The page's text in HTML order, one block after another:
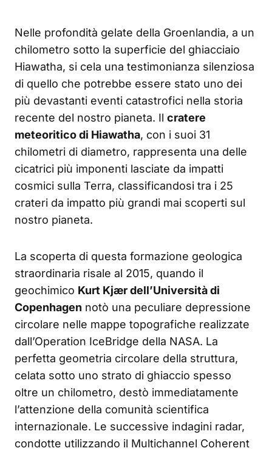
Nelle profondità gelate della Groenlandia, a un
chilometro sotto la superficie del ghiacciaio
Hiawatha, si cela una testimonianza silenziosa
di quello che potrebbe essere stato uno dei
più devastanti eventi catastrofici nella storia
recente del nostro pianeta. Il cratere
meteoritico di Hiawatha, con i suoi 31
chilometri di diametro, rappresenta una delle
cicatrici più imponenti lasciate da impatti
cosmici sulla Terra, classificandosi tra i 25
crateri da impatto più grandi mai scoperti sul
nostro pianeta.
La scoperta di questa formazione geologica
straordinaria risale al 2015, quando il
geochimico Kurt Kjær dell’Università di
Copenhagen notò una peculiare depressione
circolare nelle mappe topografiche realizzate
dall’Operation IceBridge della NASA. La
perfetta geometria circolare della struttura,
celata sotto uno strato di ghiaccio spesso
oltre un chilometro, destò immediatamente
l’attenzione della comunità scientifica
internazionale. Le successive indagini radar,
condotte utilizzando il Multichannel Coherent